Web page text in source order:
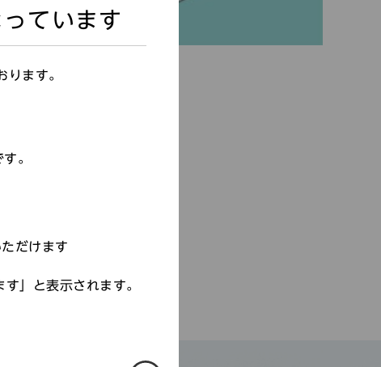
ています
ます。
。
だけます
」と表示されます。